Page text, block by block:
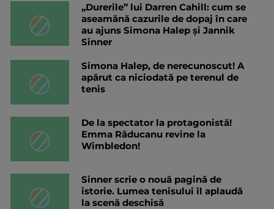
„Durerile” lui Darren Cahill: cum se
aseamănă cazurile de dopaj în care
au ajuns Simona Halep și Jannik
Sinner
Simona Halep, de nerecunoscut! A
apărut ca niciodată pe terenul de
tenis
De la spectator la protagonistă!
Emma Răducanu revine la
Wimbledon!
Sinner scrie o nouă pagină de
istorie. Lumea tenisului îl aplaudă
la scenă deschisă